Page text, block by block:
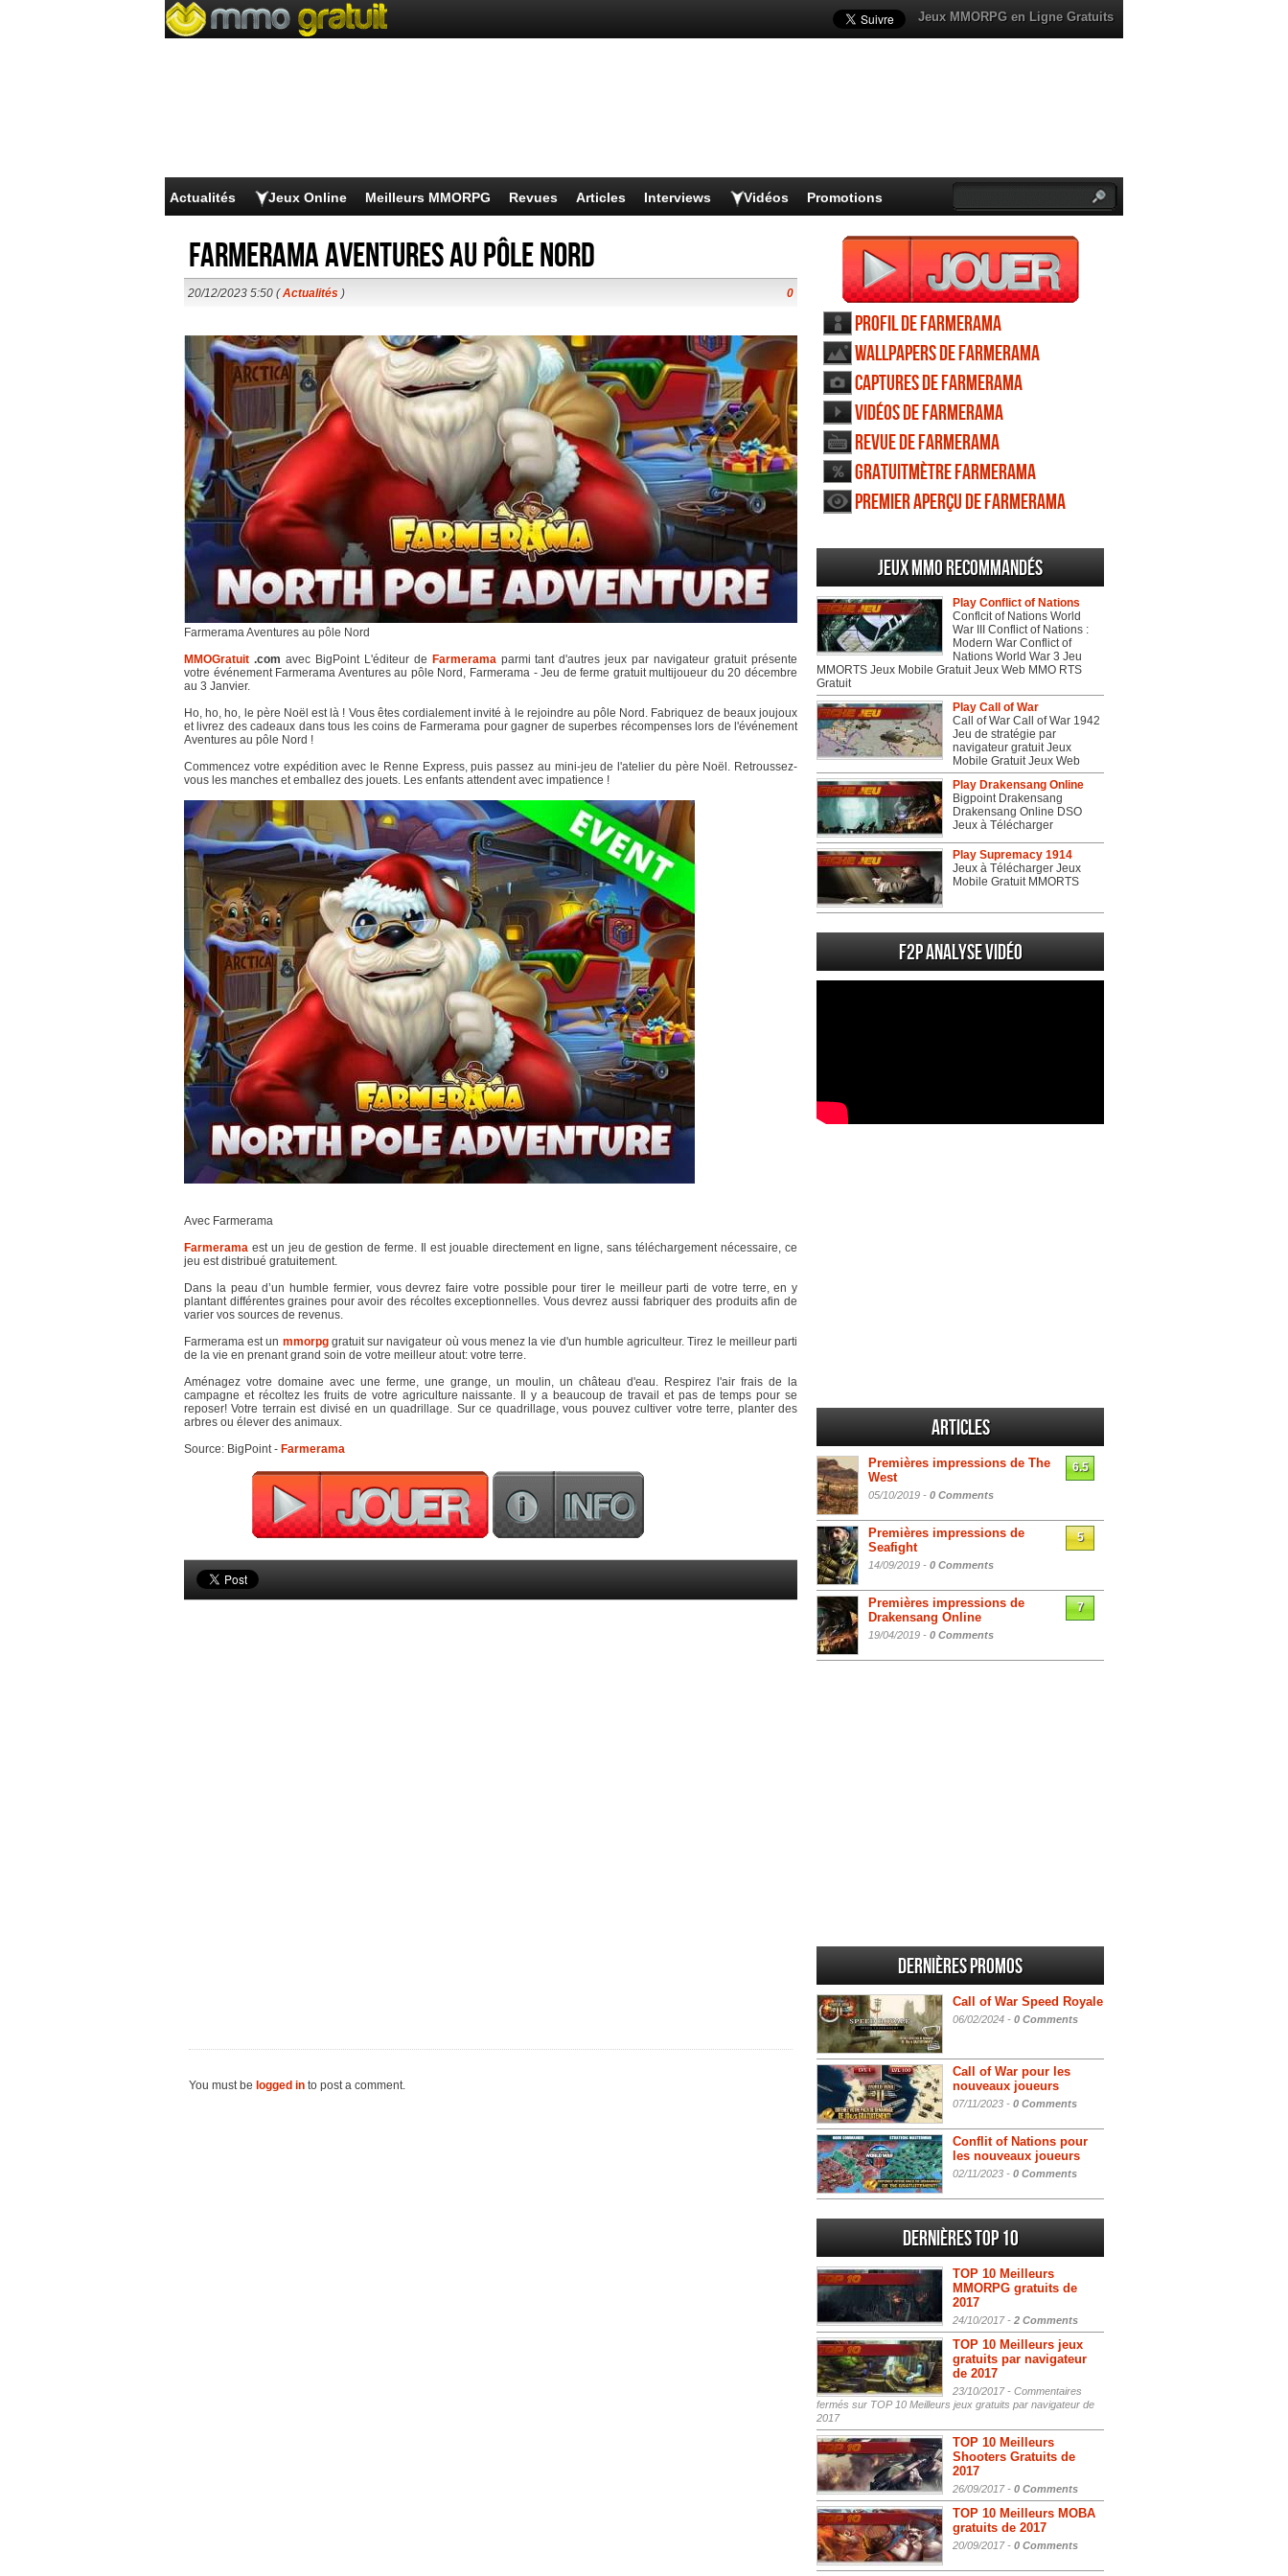
Jeux MMORPG en Ligne Gratuits
Actualités Jeux Online Meilleurs MMORPG Revues Articles Interviews Vidéos Promotions
Farmerama Aventures au pôle Nord
20/12/2023 5:50 (Actualités ) 0
Farmerama Aventures au pôle Nord
MMOGratuit .com avec BigPoint L'éditeur de Farmeramaparmi tant d'autres jeux par navigateur gratuit présente
votre événement Farmerama Aventures au pôle Nord, Farmerama - Jeu de ferme gratuit multijoueur du 20 décembre
au 3 Janvier.
Ho, ho, ho, le père Noël est là ! Vous êtes cordialement invité à le rejoindre au pôle Nord. Fabriquez de beaux joujoux
et livrez des cadeaux dans tous les coins de Farmerama pour gagner de superbes récompenses lors de l'événement
Aventures au pôle Nord !
Commencez votre expédition avec le Renne Express, puis passez au mini-jeu de l'atelier du père Noël. Retroussez-
vous les manches et emballez des jouets. Les enfants attendent avec impatience !
Avec Farmerama
Farmerama est un jeu de gestion de ferme. Il est jouable directement en ligne, sans téléchargement nécessaire, ce
jeu est distribué gratuitement.
Dans la peau d’un humble fermier, vous devrez faire votre possible pour tirer le meilleur parti de votre terre, en y
plantant différentes graines pour avoir des récoltes exceptionnelles. Vous devrez aussi fabriquer des produits afin de
varier vos sources de revenus.
Farmerama est un mmorpggratuit sur navigateur où vous menez la vie d'un humble agriculteur. Tirez le meilleur parti
de la vie en prenant grand soin de votre meilleur atout: votre terre.
Aménagez votre domaine avec une ferme, une grange, un moulin, un château d'eau. Respirez l'air frais de la
campagne et récoltez les fruits de votre agriculture naissante. Il y a beaucoup de travail et pas de temps pour se
reposer! Votre terrain est divisé en un quadrillage. Sur ce quadrillage, vous pouvez cultiver votre terre, planter des
arbres ou élever des animaux.
Source: BigPoint - Farmerama
You must be logged in to post a comment.
Profil de Farmerama
Wallpapers de Farmerama
Captures de Farmerama
Vidéos de Farmerama
Revue de Farmerama
Gratuitmètre Farmerama
Premier aperçu de Farmerama
Jeux MMO recommandés
Play Conflict of Nations
Conflcit of Nations World
War III Conflict of Nations :
Modern War Conflict of
Nations World War 3 Jeu
MMORTS Jeux Mobile Gratuit Jeux Web MMO RTS
Gratuit
Play Call of War
Call of War Call of War 1942
Jeu de stratégie par
navigateur gratuit Jeux
Mobile Gratuit Jeux Web
Play Drakensang Online
Bigpoint Drakensang
Drakensang Online DSO
Jeux à Télécharger
Play Supremacy 1914
Jeux à Télécharger Jeux
Mobile Gratuit MMORTS
F2P Analyse vidéo
Articles
Premières impressions de The
West
05/10/2019 - 0 Comments
6.5
Premières impressions de
Seafight
14/09/2019 - 0 Comments
5
Premières impressions de
Drakensang Online
19/04/2019 - 0 Comments
7
Dernières promos
Call of War Speed Royale
06/02/2024 - 0 Comments
Call of War pour les
nouveaux joueurs
07/11/2023 - 0 Comments
Conflit of Nations pour
les nouveaux joueurs
02/11/2023 - 0 Comments
Dernières Top 10
TOP 10 Meilleurs
MMORPG gratuits de
2017
24/10/2017 - 2 Comments
TOP 10 Meilleurs jeux
gratuits par navigateur
de 2017
23/10/2017 - Commentaires
fermés sur TOP 10 Meilleurs jeux gratuits par navigateur de
2017
TOP 10 Meilleurs
Shooters Gratuits de
2017
26/09/2017 - 0 Comments
TOP 10 Meilleurs MOBA
gratuits de 2017
20/09/2017 - 0 Comments